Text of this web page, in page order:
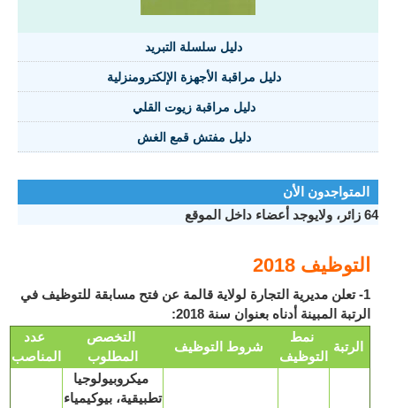
دليل سلسلة التبريد
دليل مراقبة الأجهزة الإلكترومنزلية
دليل مراقبة زيوت القلي
دليل مفتش قمع الغش
الأن
2018
تعلن مديرية التجارة لولاية قالمة عن فتح مسابقة للتوظيف في
المبينة أدناه بعنوان سنة 2018:
عدد
المناصب
التخصص
المطلوب
شروط التوظيف
التوظيف
ميكروبيولوجيا
تطبيقية، بيوكيمياء